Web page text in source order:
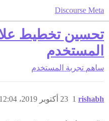
Discourse Meta
تحسين تخطيط
المستخدم
ساهم تجربة المستخدم
rishabh 23 أكتوبر 2019، 12:04م 1